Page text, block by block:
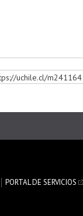
uchile.cl/m241164
PORTAL DE SERVICIOS